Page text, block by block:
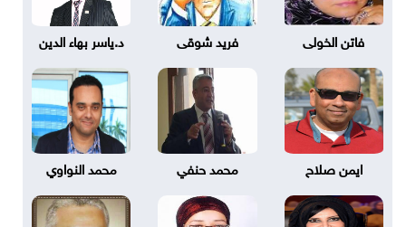
فاتن الخولى فريد شوقى د.ياسر بهاء الدين
ايمن صلاح محمد حنفي محمد النواوي